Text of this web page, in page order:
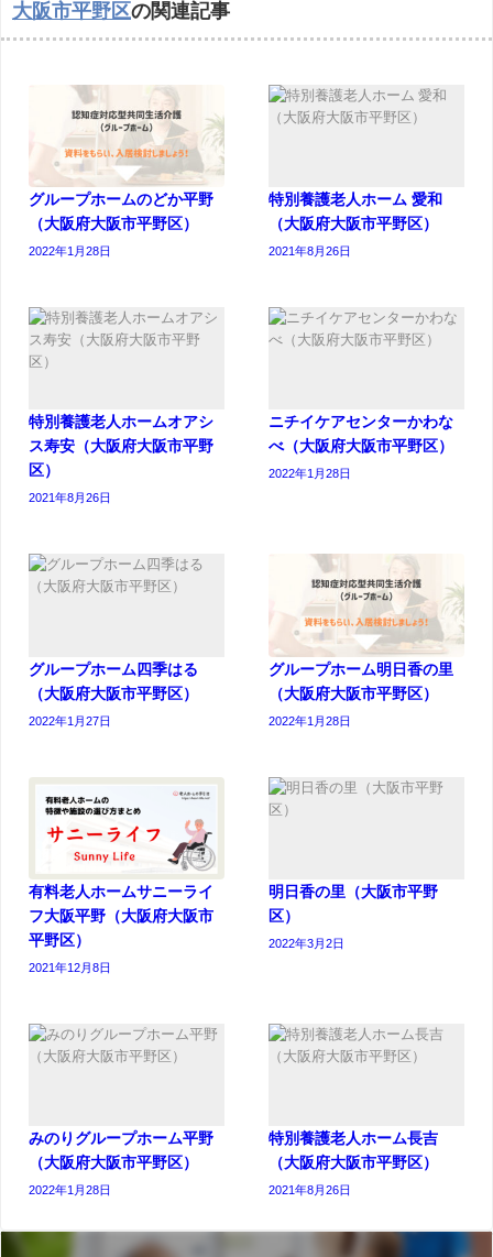
大阪市平野区の関連記事
グループホームのどか平野
（大阪府大阪市平野区）
2022年1月28日
特別養護老人ホーム 愛和
（大阪府大阪市平野区）
2021年8月26日
特別養護老人ホームオアシ
ス寿安（大阪府大阪市平野
区）
2021年8月26日
ニチイケアセンターかわな
べ（大阪府大阪市平野区）
2022年1月28日
グループホーム四季はる
（大阪府大阪市平野区）
2022年1月27日
グループホーム明日香の里
（大阪府大阪市平野区）
2022年1月28日
有料老人ホームサニーライ
フ大阪平野（大阪府大阪市
平野区）
2021年12月8日
明日香の里（大阪市平野
区）
2022年3月2日
みのりグループホーム平野
（大阪府大阪市平野区）
2022年1月28日
特別養護老人ホーム長吉
（大阪府大阪市平野区）
2021年8月26日